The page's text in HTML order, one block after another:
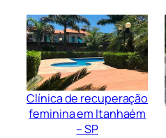
Clínica de recuperação
feminina em Itanhaém
– SP